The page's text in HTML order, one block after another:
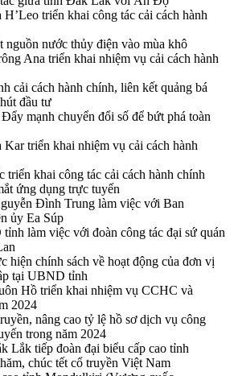
triển khai công tác cải cách hành
nguồn nước thủy điện vào mùa khô
Ana triển khai nhiệm vụ cải cách hành
cải cách hành chính, liên kết quảng bá
đầu tư
mạnh chuyển đổi số để bứt phá toàn
triển khai nhiệm vụ cải cách hành
triển khai công tác cải cách hành chính
ứng dụng trực tuyến
Đình Trung làm việc với Ban
ủy Ea Súp
làm việc với đoàn công tác đại sứ quán
hiện chính sách về hoạt động của đơn vị
tại UBND tỉnh
Hồ triển khai nhiệm vụ CCHC và
2024
nâng cao tỷ lệ hồ sơ dịch vụ công
trong năm 2024
Lắk tiếp đoàn đại biểu cấp cao tỉnh
chúc tết cổ truyền Việt Nam